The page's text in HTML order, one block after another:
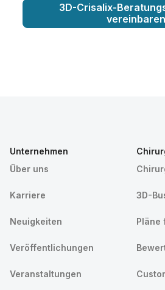
3D-Crisalix-
vereinbaren
Unternehmen
Über uns
Karriere
Neuigkeiten
Veröffentlichungen
Veranstaltungen
3D-
Pläne